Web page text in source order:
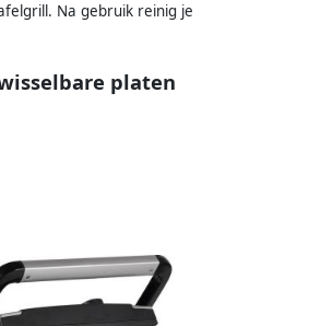
Na gebruik reinig je
platen